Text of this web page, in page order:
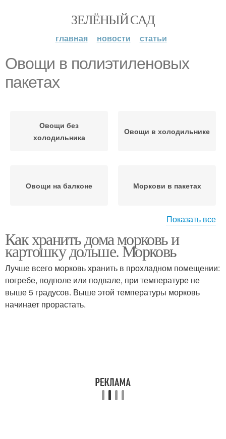
ЗЕЛЁНЫЙ САД
главная новости статьи
Овощи в полиэтиленовых
пакетах
Овощи без
холодильника
Овощи в холодильнике
Овощи на балконе Моркови в пакетах
Целлофановые пакеты Пакеты в подполе
Хранения в
целлофановых пакетах
Показать все
Как хранить дома морковь и
картошку дольше. Морковь
Лучше всего морковь хранить в прохладном помещении:
погребе, подполе или подвале, при температуре не
выше 5 градусов. Выше этой температуры морковь
начинает прорастать.